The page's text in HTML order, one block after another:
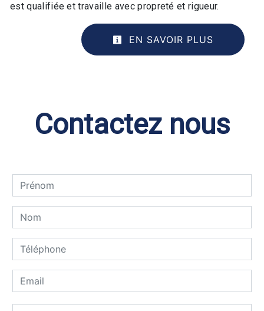
est qualifiée et travaille avec propreté et rigueur.
EN SAVOIR PLUS
Contactez nous